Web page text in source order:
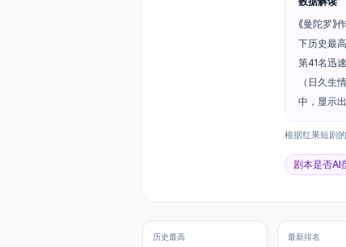
《曼陀罗
下历史最
第41名迅
（日久生
中，显示
根据红果短剧
剧本是否AI
历史最高 最新排名